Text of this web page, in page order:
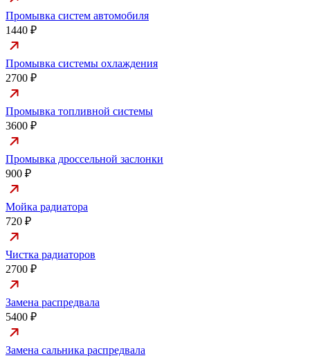
Промывка систем автомобиля
1440 ₽
Промывка системы охлаждения
2700 ₽
Промывка топливной системы
3600 ₽
Промывка дроссельной заслонки
900 ₽
Мойка радиатора
720 ₽
Чистка радиаторов
2700 ₽
Замена распредвала
5400 ₽
Замена сальника распредвала